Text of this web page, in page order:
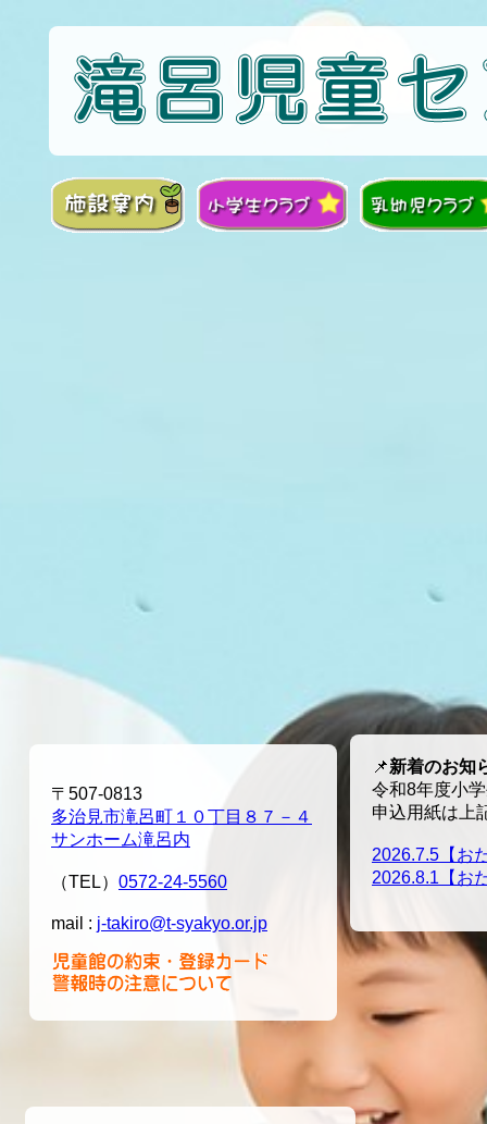
📌新着のお知
令和8年度小
申込用紙は上
2026.7.5【お
2026.8.1【お
〒507-0813
多治見市滝呂町１０丁目８７－４
サンホーム滝呂内
（TEL） 0572-24-5560
mail : j-takiro@t-syakyo.or.jp